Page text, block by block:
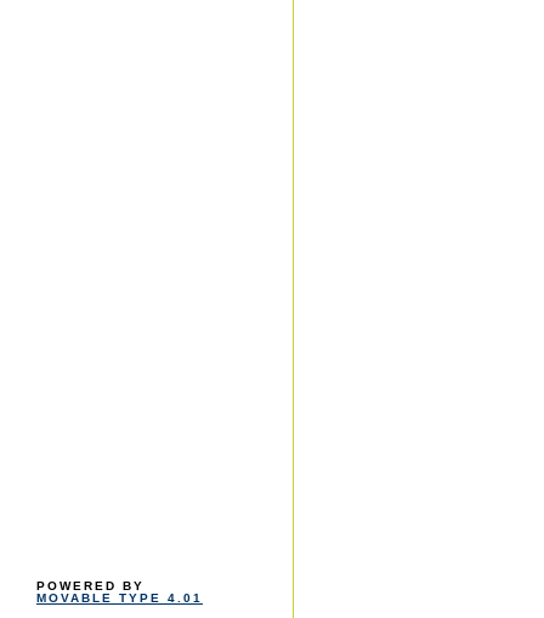
POWERED BY
MOVABLE TYPE 4.01